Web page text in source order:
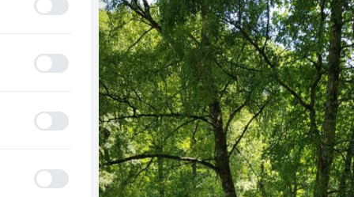
Anfallssicheres Profil
ADHD-freundlicher Modus
Blinden-Modus
Epilepsie-sicherer Modus